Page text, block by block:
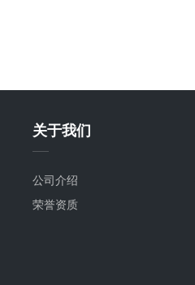
关于我们
公司介绍
荣誉资质